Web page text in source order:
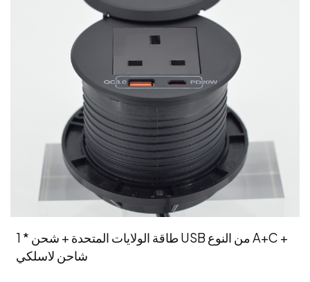
1 * طاقة الولايات المتحدة + شحن USB من النوع A+C +
شاحن لاسلكي